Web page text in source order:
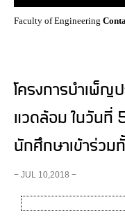
Faculty of Engineering
โครงการบำเพ็ญ
แวดล้อม ในวัน
นักศึกษาเข้าร่ว
− JUL 10,2018 −